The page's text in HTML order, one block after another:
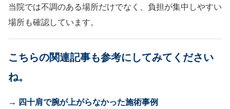
当院では不調のある場所だけでなく、負担が集中しやすい
場所も確認しています。
こちらの関連記事も参考にしてみてください
ね。
→ 四十肩で腕が上がらなかった施術事例